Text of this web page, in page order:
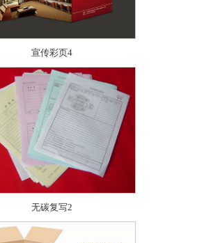
宣传彩页4
无碳复写2